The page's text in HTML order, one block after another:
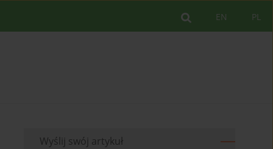
PL
EN
Wyślij swój artykuł